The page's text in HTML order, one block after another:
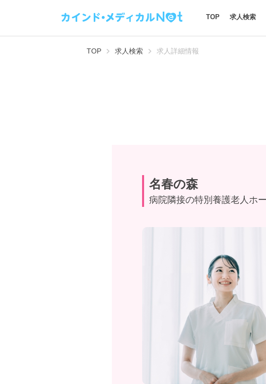
TOP 求人検索
TOP 求人検索 求人詳細情報
名春の森
病院隣接の特別養護老人ホ